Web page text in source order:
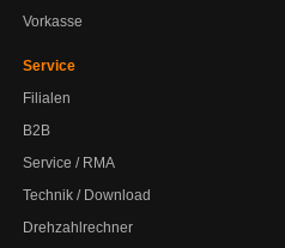
Vorkasse
Service
Filialen
B2B
Service / RMA
Technik / Download
Drehzahlrechner